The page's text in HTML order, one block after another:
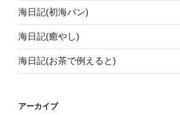
海日記(初海パン)
海日記(癒やし)
海日記(お茶で例えると)
アーカイブ